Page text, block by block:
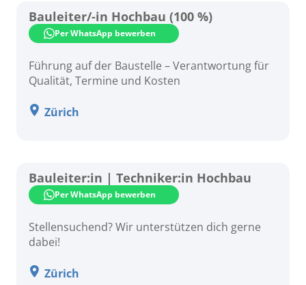
Bauleiter/-in Hochbau (100 %)
Per WhatsApp bewerben
Führung auf der Baustelle – Verantwortung für
Qualität, Termine und Kosten
Zürich
Bauleiter:in | Techniker:in Hochbau
Per WhatsApp bewerben
Stellensuchend? Wir unterstützen dich gerne
dabei!
Zürich
Alle Kantone
Aargau
Basel-Landschaft
Bern
Solothurn
St. Gallen